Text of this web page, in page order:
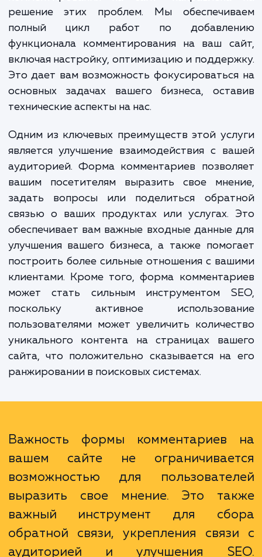
вопросами модерации или же
юзабилити для посетителей сайта.
Наша услуга "Подключение
комментирования на сайт"
решение этих проблем. Мы
полный цикл работ по
включая настройку, оптимизацию и
Это дает вам возможность
основных задачах вашего бизнеса,
технические аспекты на нас.
Одним из ключевых преимуществ этой
является улучшение взаимодействия с
аудиторией. Форма комментариев
вашим посетителям выразить свое
задать вопросы или поделиться
связью о ваших продуктах или услугах.
обеспечивает вам важные входные данные
улучшения вашего бизнеса, а также
построить более сильные отношения с
может стать сильным инструментом
пользователями может увеличить
уникального контента на страницах
сайта, что положительно сказывается на
ранжировании в поисковых системах.